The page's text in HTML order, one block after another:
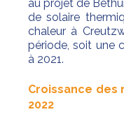
au projet de
de solaire
chaleur à
période, soit une
à 2021.
Croissance des
2022